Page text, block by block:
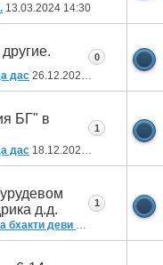
13.03.2024 14:30
дас 26.12.2023 11:21
0
БГ" в
дас 18.12.2023 09:52
1
д.д.
деви даси
1